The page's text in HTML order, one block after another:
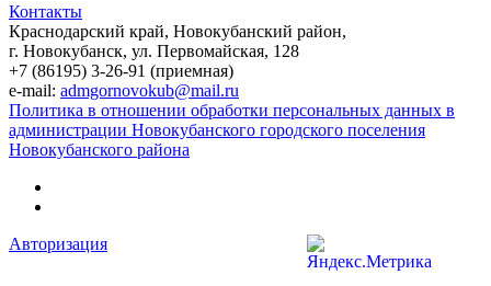
Контакты
Краснодарский край, Новокубанский район,
г. Новокубанск, ул. Первомайская, 128
+7 (86195) 3-26-91 (приемная)
e-mail: admgornovokub@mail.ru
Политика в отношении обработки персональных данных в
администрации Новокубанского городского поселения
Новокубанского района
Авторизация